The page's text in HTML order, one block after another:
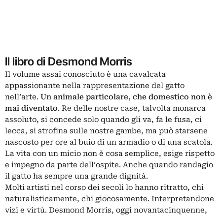
Il libro di Desmond Morris
Il volume assai conosciuto è una cavalcata
appassionante nella rappresentazione del gatto
nell’arte. Un animale particolare, che domestico non è
mai diventato. Re delle nostre case, talvolta monarca
assoluto, si concede solo quando gli va, fa le fusa, ci
lecca, si strofina sulle nostre gambe, ma può starsene
nascosto per ore al buio di un armadio o di una scatola.
La vita con un micio non è cosa semplice, esige rispetto
e impegno da parte dell’ospite. Anche quando randagio
il gatto ha sempre una grande dignità.
Molti artisti nel corso dei secoli lo hanno ritratto, chi
naturalisticamente, chi giocosamente. Interpretandone
vizi e virtù. Desmond Morris, oggi novantacinquenne,